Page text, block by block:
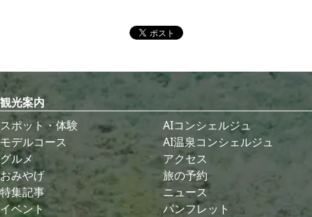
観光案内
スポット・体験
モデルコース
グルメ
おみやげ
特集記事
イベント
AIコンシェルジュ
AI温泉コンシェルジュ
アクセス
旅の予約
ニュース
パンフレット